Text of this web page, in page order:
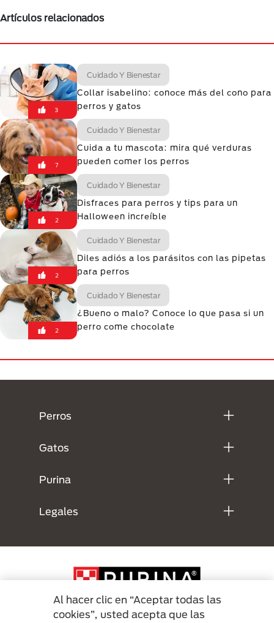
Artículos relacionados
3
Cuidado Y Bienestar
Collar isabelino: conoce más del cono para
perros y gatos
7
Cuidado Y Bienestar
Cuida a tu mascota: mira qué verduras
pueden comer los perros
2
Cuidado Y Bienestar
Disfraces para perros y tips para un
Halloween increíble
2
Cuidado Y Bienestar
Diles adiós a los parásitos con las pipetas
para perros
2
Cuidado Y Bienestar
¿Bueno o malo? Conoce lo que pasa si un
perro come chocolate
Perros
Gatos
Purina
Legales
Al hacer clic en “Aceptar todas las
cookies”, usted acepta que las